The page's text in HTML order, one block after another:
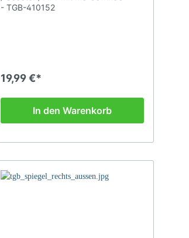
- TGB-410152
19,99 €*
In den Warenkorb